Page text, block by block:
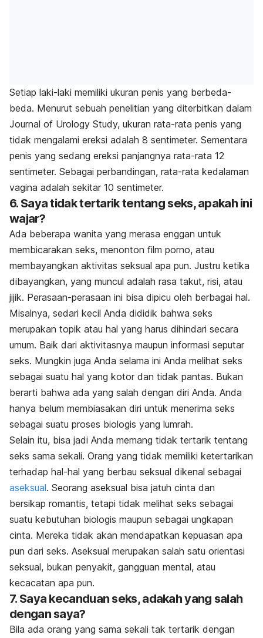
Setiap laki-laki memiliki ukuran penis yang berbeda-
beda. Menurut sebuah penelitian yang diterbitkan dalam
Journal of Urology Study, ukuran rata-rata penis yang
tidak mengalami ereksi adalah 8 sentimeter. Sementara
penis yang sedang ereksi panjangnya rata-rata 12
sentimeter. Sebagai perbandingan, rata-rata kedalaman
vagina adalah sekitar 10 sentimeter.
6. Saya tidak tertarik tentang seks, apakah ini
wajar?
Ada beberapa wanita yang merasa enggan untuk
membicarakan seks, menonton film porno, atau
membayangkan aktivitas seksual apa pun. Justru ketika
dibayangkan, yang muncul adalah rasa takut, risi, atau
jijik. Perasaan-perasaan ini bisa dipicu oleh berbagai hal.
Misalnya, sedari kecil Anda dididik bahwa seks
merupakan topik atau hal yang harus dihindari secara
umum. Baik dari aktivitasnya maupun informasi seputar
seks. Mungkin juga Anda selama ini Anda melihat seks
sebagai suatu hal yang kotor dan tidak pantas. Bukan
berarti bahwa ada yang salah dengan diri Anda. Anda
hanya belum membiasakan diri untuk menerima seks
sebagai suatu proses biologis yang lumrah.
Selain itu, bisa jadi Anda memang tidak tertarik tentang
seks sama sekali. Orang yang tidak memiliki ketertarikan
terhadap hal-hal yang berbau seksual dikenal sebagai
aseksual. Seorang aseksual bisa jatuh cinta dan
bersikap romantis, tetapi tidak melihat seks sebagai
suatu kebutuhan biologis maupun sebagai ungkapan
cinta. Mereka tidak akan mendapatkan kepuasan apa
pun dari seks. Aseksual merupakan salah satu orientasi
seksual, bukan penyakit, gangguan mental, atau
kecacatan apa pun.
7. Saya kecanduan seks, adakah yang salah
dengan saya?
Bila ada orang yang sama sekali tak tertarik dengan